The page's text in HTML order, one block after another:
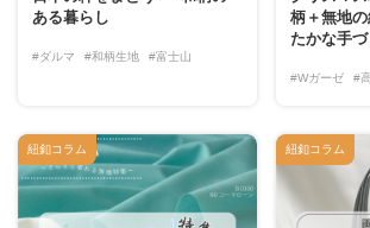
ある暮らし
#ダルマ #和柄生地 #富士山
柄＋無地
たかな手
#Wガーゼ #
紐釦コラム 紐釦コラム